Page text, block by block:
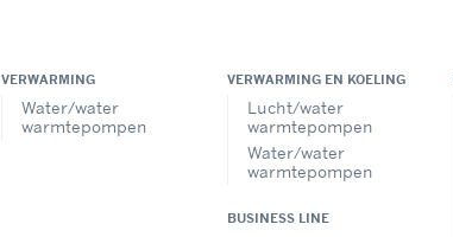
VERWARMING
Water/water
warmtepompen
VERWARMING EN KOELING
Lucht/water
warmtepompen
Water/water
warmtepompen
BUSINESS LINE